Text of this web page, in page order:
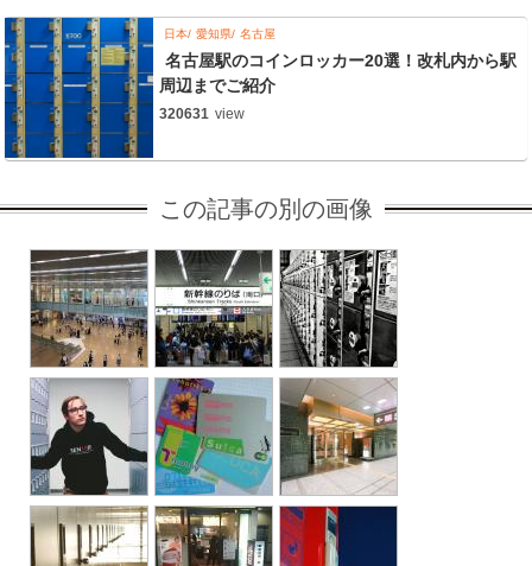
日本 愛知県 名古屋
名古屋駅のコインロッカー20選！改札内から駅
周辺までご紹介
320631 view
この記事の別の画像